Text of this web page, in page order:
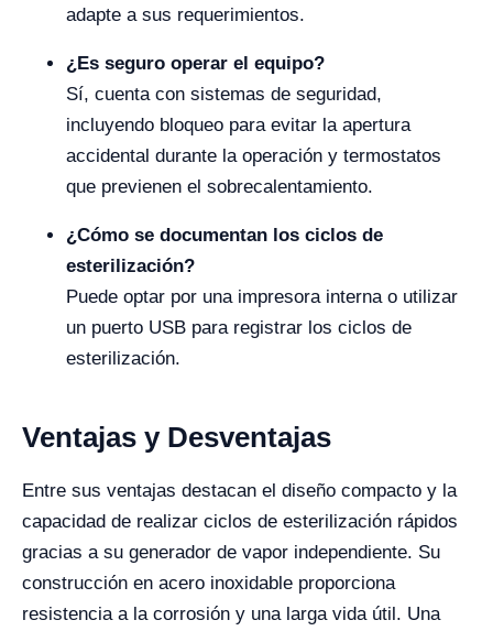
adapte a sus requerimientos.
¿Es seguro operar el equipo?
Sí, cuenta con sistemas de seguridad,
incluyendo bloqueo para evitar la apertura
accidental durante la operación y termostatos
que previenen el sobrecalentamiento.
¿Cómo se documentan los ciclos de
esterilización?
Puede optar por una impresora interna o utilizar
un puerto USB para registrar los ciclos de
esterilización.
Ventajas y Desventajas
Entre sus ventajas destacan el diseño compacto y la
capacidad de realizar ciclos de esterilización rápidos
gracias a su generador de vapor independiente. Su
construcción en acero inoxidable proporciona
resistencia a la corrosión y una larga vida útil. Una